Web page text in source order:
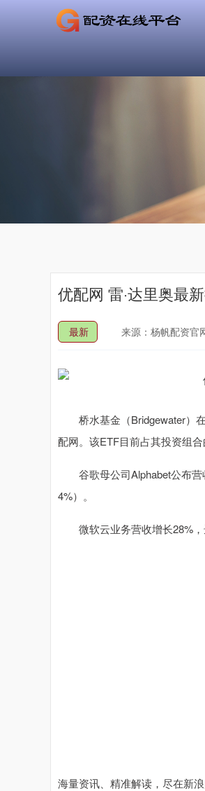
优配网 雷·达里奥最
最新 来源：杨帆配资官
桥水基金（Bridgewater）在
配网。该ETF目前占其投资组合
谷歌母公司Alphabet公布营
4%）。
微软云业务营收增长28%，
海量资讯、精准解读，尽在新